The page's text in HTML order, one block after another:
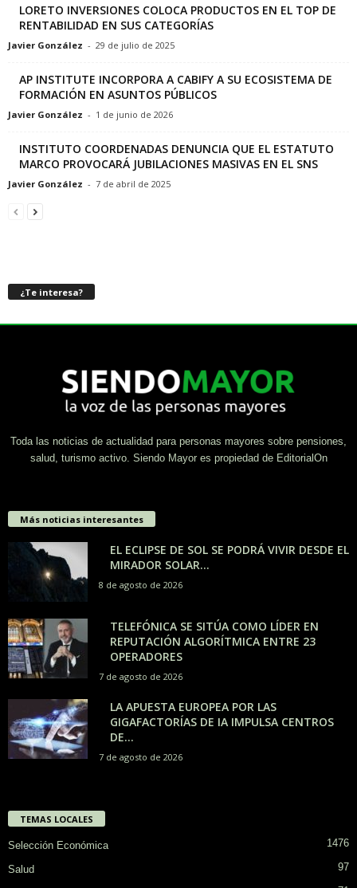
LORETO INVERSIONES COLOCA PRODUCTOS EN EL TOP DE
RENTABILIDAD EN SUS CATEGORÍAS
Javier González - 29 de julio de 2025
AP INSTITUTE INCORPORA A CABIFY A SU ECOSISTEMA DE
FORMACIÓN EN ASUNTOS PÚBLICOS
Javier González - 1 de junio de 2026
INSTITUTO COORDENADAS DENUNCIA QUE EL ESTATUTO
MARCO PROVOCARÁ JUBILACIONES MASIVAS EN EL SNS
Javier González - 7 de abril de 2025
¿Te interesa?
Toda las noticias de actualidad para personas mayores sobre pensiones,
salud, turismo activo. Siendo Mayor es propiedad de EditorialOn
Más noticias interesantes
EL ECLIPSE DE SOL SE PODRÁ VIVIR DESDE EL
MIRADOR SOLAR...
8 de agosto de 2026
TELEFÓNICA SE SITÚA COMO LÍDER EN
REPUTACIÓN ALGORÍTMICA ENTRE 23
OPERADORES
7 de agosto de 2026
LA APUESTA EUROPEA POR LAS
GIGAFACTORÍAS DE IA IMPULSA CENTROS
DE...
7 de agosto de 2026
TEMAS LOCALES
Selección Económica 1476
Salud 97